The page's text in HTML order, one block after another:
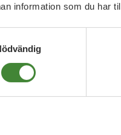
information som du har
ställa krav på
3